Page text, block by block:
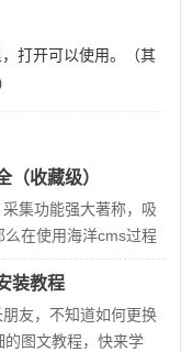
打开可以使用。（其
（收藏级）
集功能强大著称，吸
么在使用海洋cms过程
的。下面是整理的海
做站朋友，一定有
cms模板标签目录00.
02.自定义标签 03.if
装教程
友，不知道如何更换
图文教程，快来学